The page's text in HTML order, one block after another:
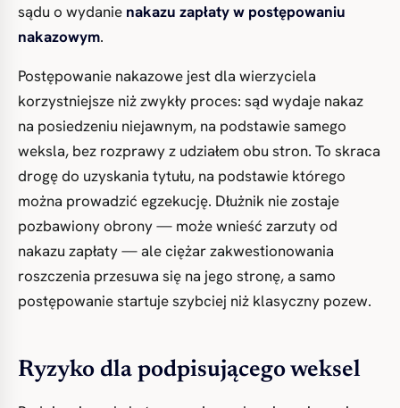
sądu o wydanie nakazu zapłaty w postępowaniu
nakazowym.
Postępowanie nakazowe jest dla wierzyciela
korzystniejsze niż zwykły proces: sąd wydaje nakaz
na posiedzeniu niejawnym, na podstawie samego
weksla, bez rozprawy z udziałem obu stron. To skraca
drogę do uzyskania tytułu, na podstawie którego
można prowadzić egzekucję. Dłużnik nie zostaje
pozbawiony obrony — może wnieść zarzuty od
nakazu zapłaty — ale ciężar zakwestionowania
roszczenia przesuwa się na jego stronę, a samo
postępowanie startuje szybciej niż klasyczny pozew.
Ryzyko dla podpisującego weksel